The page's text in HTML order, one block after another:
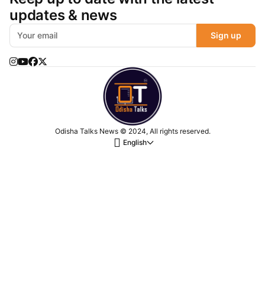
updates & news
Sign up
Odisha Talks News © 2024, All rights reserved.
English